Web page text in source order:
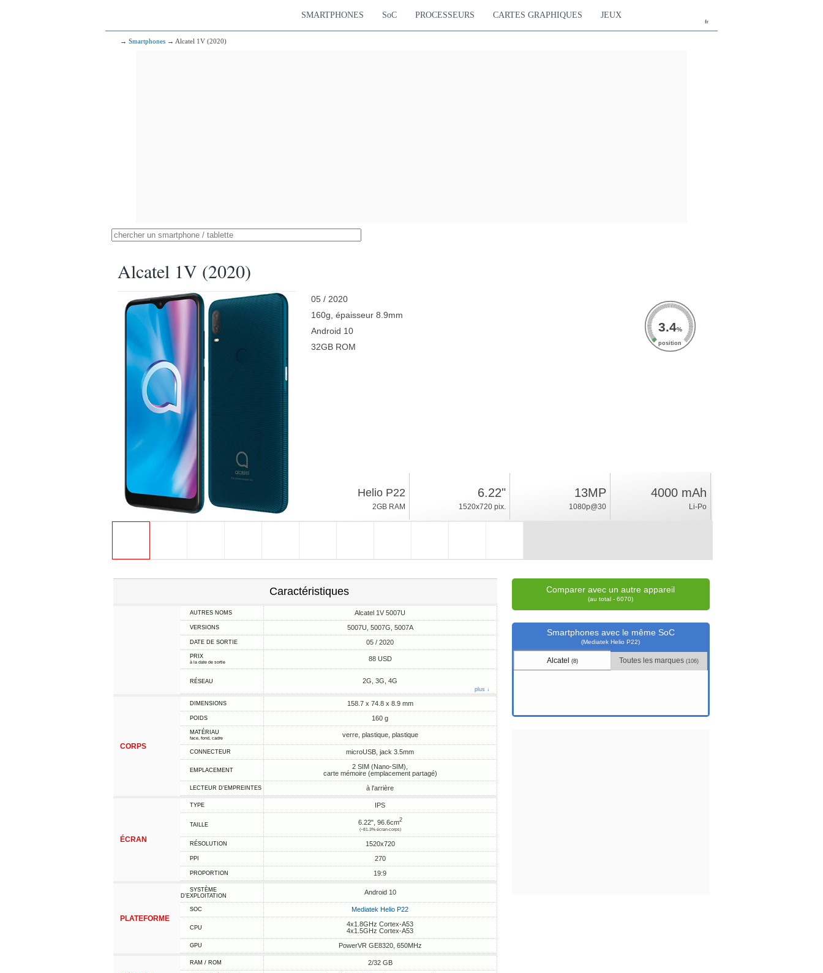
fr
SMARTPHONES SoC PROCESSEURS CARTES GRAPHIQUES JEUX
→ Smartphones → Alcatel 1V (2020)
Alcatel 1V (2020)
05 / 2020
160g, épaisseur 8.9mm
Android 10
32GB ROM
3.4%
position
Helio P22
2GB RAM
6.22"
1520x720 pix.
13MP
1080p@30
4000 mAh
Li-Po
Caractéristiques
AUTRES NOMS Alcatel 1V 5007U
VERSIONS 5007U, 5007G, 5007A
DATE DE SORTIE 05 / 2020
PRIX
à la date de sortie 88 USD
RÉSEAU 2G, 3G, 4G
plus ↓
CORPS
DIMENSIONS 158.7 x 74.8 x 8.9 mm
POIDS 160 g
MATÉRIAU
face, fond, cadre verre, plastique, plastique
CONNECTEUR microUSB, jack 3.5mm
EMPLACEMENT
2 SIM (Nano-SIM),
carte mémoire (emplacement partagé)
LECTEUR D'EMPREINTES à l'arrière
ÉCRAN
TYPE IPS
TAILLE 6.22", 96.6cm2
(~81.3% écran-corps)
RÉSOLUTION 1520x720
PPI 270
PROPORTION 19:9
PLATEFORME
SYSTÈME
D'EXPLOITATION
Android 10
SOC Mediatek Helio P22
CPU
4x1.8GHz Cortex-A53
4x1.5GHz Cortex-A53
GPU PowerVR GE8320, 650MHz
RAM / ROM 2/32 GB
Comparer avec un autre appareil
(au total - 6070)
Smartphones avec le même SoC
(Mediatek Helio P22)
Alcatel (8) Toutes les marques(106)